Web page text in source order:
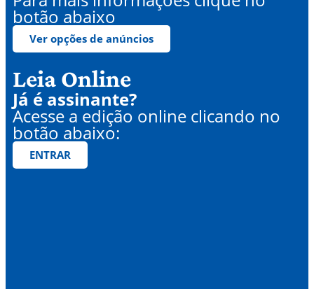
botão abaixo
Ver opções de anúncios
Leia Online
Já é assinante?
Acesse a edição online clicando no
botão abaixo:
ENTRAR